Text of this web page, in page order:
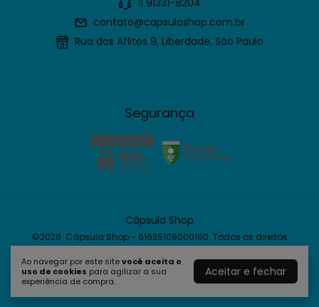
Ao navegar por este sitevocê aceita o
uso de cookies para agilizar a sua
experiência de compra.
Aceitar e fechar
contato@capsulashop.com.br
Rua dos Aflitos 9, Liberdade, São Paulo
Segurança
Cápsula Shop
©2026. Cápsula Shop - 61635109000190. Todos os direitos
reservados.